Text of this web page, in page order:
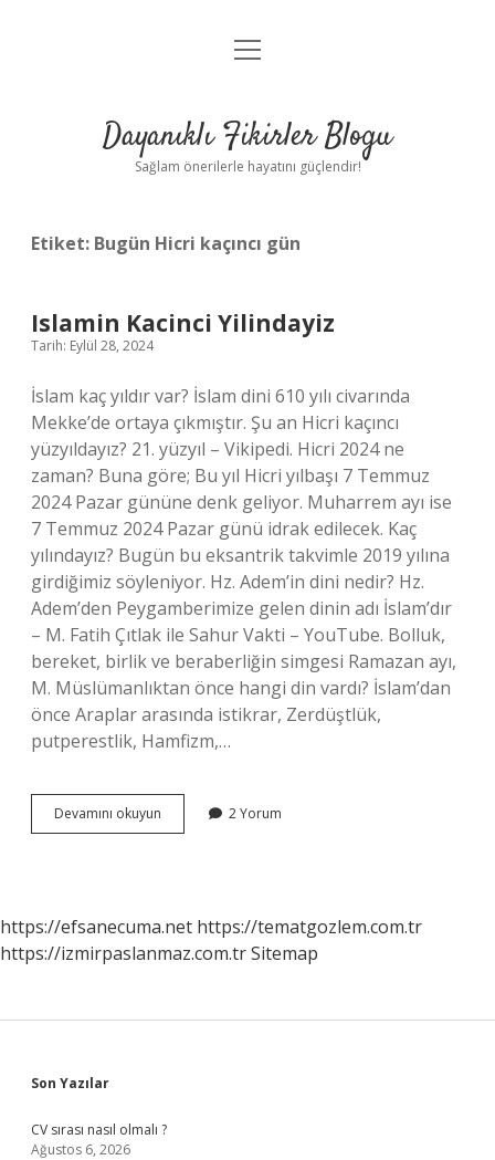
Anasayfa
Yasal Uyarı
menüyü
Dayanıklı Fikirler Blogu
Sağlam önerilerle hayatını güçlendir!
Etiket: Bugün Hicri kaçıncı gün
Islamin Kacinci Yilindayiz
Tarih: Eylül 28, 2024
İslam kaç yıldır var? İslam dini 610 yılı civarında
Mekke’de ortaya çıkmıştır. Şu an Hicri kaçıncı
yüzyıldayız? 21. yüzyıl – Vikipedi. Hicri 2024 ne
zaman? Buna göre; Bu yıl Hicri yılbaşı 7 Temmuz
2024 Pazar gününe denk geliyor. Muharrem ayı ise
7 Temmuz 2024 Pazar günü idrak edilecek. Kaç
yılındayız? Bugün bu eksantrik takvimle 2019 yılına
girdiğimiz söyleniyor. Hz. Adem’in dini nedir? Hz.
Adem’den Peygamberimize gelen dinin adı İslam’dır
– M. Fatih Çıtlak ile Sahur Vakti – YouTube. Bolluk,
bereket, birlik ve beraberliğin simgesi Ramazan ayı,
M. Müslümanlıktan önce hangi din vardı? İslam’dan
önce Araplar arasında istikrar, Zerdüştlük,
putperestlik, Hamfizm,…
Devamını okuyun
Kacinci
2 Yorum
https://efsanecuma.net https://tematgozlem.com.tr
https://izmirpaslanmaz.com.trSitemap
Sidebar
Son Yazılar
CV sırası nasıl olmalı ?
Ağustos 6, 2026